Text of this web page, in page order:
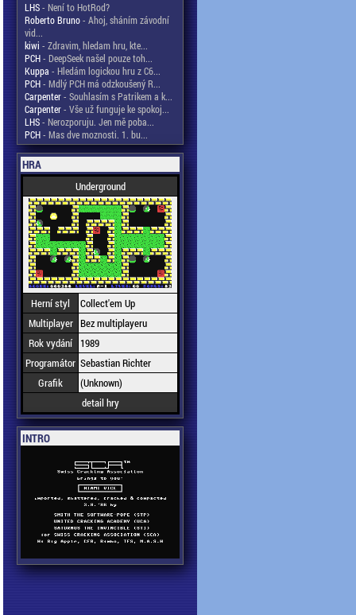
LHS- Není to HotRod?
Roberto Bruno- Ahoj, sháním závodní
vid...
kiwi - Zdravim, hledam hru, kte...
PCH- DeepSeek našel pouze toh...
Kuppa - Hledám logickou hru z C6...
PCH- Mdlý PCH má odzkoušený R...
Carpenter- Souhlasím s Patrikem a k...
Carpenter- Vše už funguje ke spokoj...
LHS- Nerozporuju. Jen mě poba...
PCH- Mas dve moznosti. 1. bu...
HRA
Underground
Herní styl
Collect'em Up
Multiplayer Bez multiplayeru
Rok vydání
1989
Programátor Sebastian Richter
Grafik
(Unknown)
detail hry
INTRO